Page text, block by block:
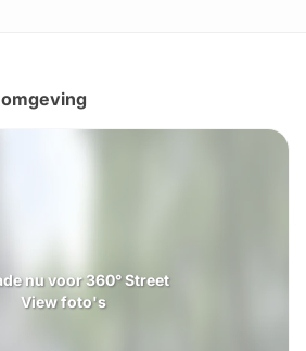
nu voor 360° Street
View foto's